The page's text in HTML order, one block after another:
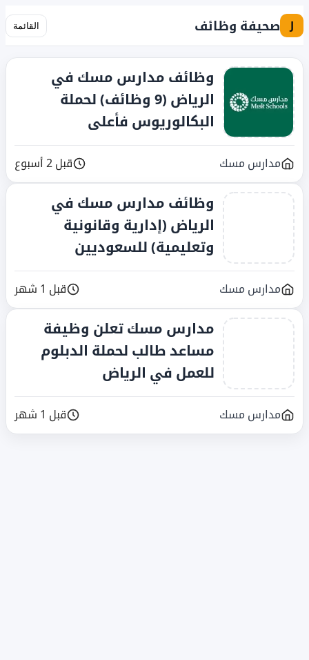
J صحيفة وظائف القائمة
وظائف مدارس مسك في
الرياض (9 وظائف) لحملة
البكالوريوس فأعلى
مدارس مسك قبل 2 أسبوع
وظائف مدارس مسك في
الرياض (إدارية وقانونية
وتعليمية) للسعوديين
مدارس مسك قبل 1 شهر
مدارس مسك تعلن وظيفة
مساعد طالب لحملة الدبلوم
للعمل في الرياض
مدارس مسك قبل 1 شهر